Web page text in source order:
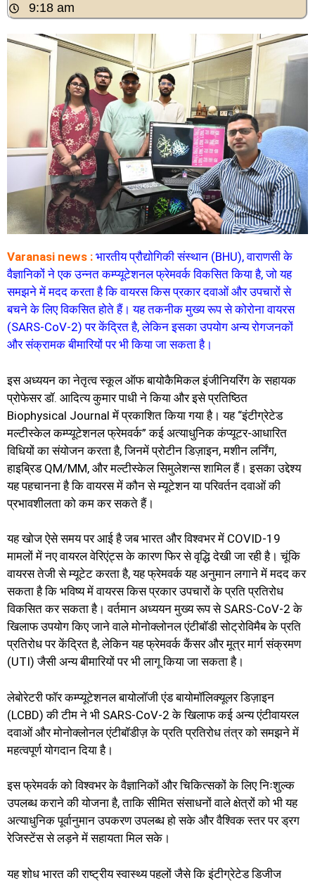
9:18 am
Varanasi news : भारतीय प्रौद्योगिकी संस्थान (BHU), वाराणसी के
वैज्ञानिकों ने एक उन्नत कम्प्यूटेशनल फ्रेमवर्क विकसित किया है, जो यह
समझने में मदद करता है कि वायरस किस प्रकार दवाओं और उपचारों से
बचने के लिए विकसित होते हैं। यह तकनीक मुख्य रूप से कोरोना वायरस
(SARS-CoV-2) पर केंद्रित है, लेकिन इसका उपयोग अन्य रोगजनकों
और संक्रामक बीमारियों पर भी किया जा सकता है।
इस अध्ययन का नेतृत्व स्कूल ऑफ बायोकैमिकल इंजीनियरिंग के सहायक
प्रोफेसर डॉ. आदित्य कुमार पाधी ने किया और इसे प्रतिष्ठित
Biophysical Journal में प्रकाशित किया गया है। यह “इंटीग्रेटेड
मल्टीस्केल कम्प्यूटेशनल फ्रेमवर्क” कई अत्याधुनिक कंप्यूटर-आधारित
विधियों का संयोजन करता है, जिनमें प्रोटीन डिज़ाइन, मशीन लर्निंग,
हाइब्रिड QM/MM, और मल्टीस्केल सिमुलेशन्स शामिल हैं। इसका उद्देश्य
यह पहचानना है कि वायरस में कौन से म्यूटेशन या परिवर्तन दवाओं की
प्रभावशीलता को कम कर सकते हैं।
यह खोज ऐसे समय पर आई है जब भारत और विश्वभर में COVID-19
मामलों में नए वायरल वेरिएंट्स के कारण फिर से वृद्धि देखी जा रही है। चूंकि
वायरस तेजी से म्यूटेट करता है, यह फ्रेमवर्क यह अनुमान लगाने में मदद कर
सकता है कि भविष्य में वायरस किस प्रकार उपचारों के प्रति प्रतिरोध
विकसित कर सकता है। वर्तमान अध्ययन मुख्य रूप से SARS-CoV-2 के
खिलाफ उपयोग किए जाने वाले मोनोक्लोनल एंटीबॉडी सोट्रोविमैब के प्रति
प्रतिरोध पर केंद्रित है, लेकिन यह फ्रेमवर्क कैंसर और मूत्र मार्ग संक्रमण
(UTI) जैसी अन्य बीमारियों पर भी लागू किया जा सकता है।
लेबोरेटरी फॉर कम्प्यूटेशनल बायोलॉजी एंड बायोमॉलिक्यूलर डिज़ाइन
(LCBD) की टीम ने भी SARS-CoV-2 के खिलाफ कई अन्य एंटीवायरल
दवाओं और मोनोक्लोनल एंटीबॉडीज़ के प्रति प्रतिरोध तंत्र को समझने में
महत्वपूर्ण योगदान दिया है।
इस फ्रेमवर्क को विश्वभर के वैज्ञानिकों और चिकित्सकों के लिए निःशुल्क
उपलब्ध कराने की योजना है, ताकि सीमित संसाधनों वाले क्षेत्रों को भी यह
अत्याधुनिक पूर्वानुमान उपकरण उपलब्ध हो सके और वैश्विक स्तर पर ड्रग
रेजिस्टेंस से लड़ने में सहायता मिल सके।
यह शोध भारत की राष्ट्रीय स्वास्थ्य पहलों जैसे कि इंटीग्रेटेड डिजीज